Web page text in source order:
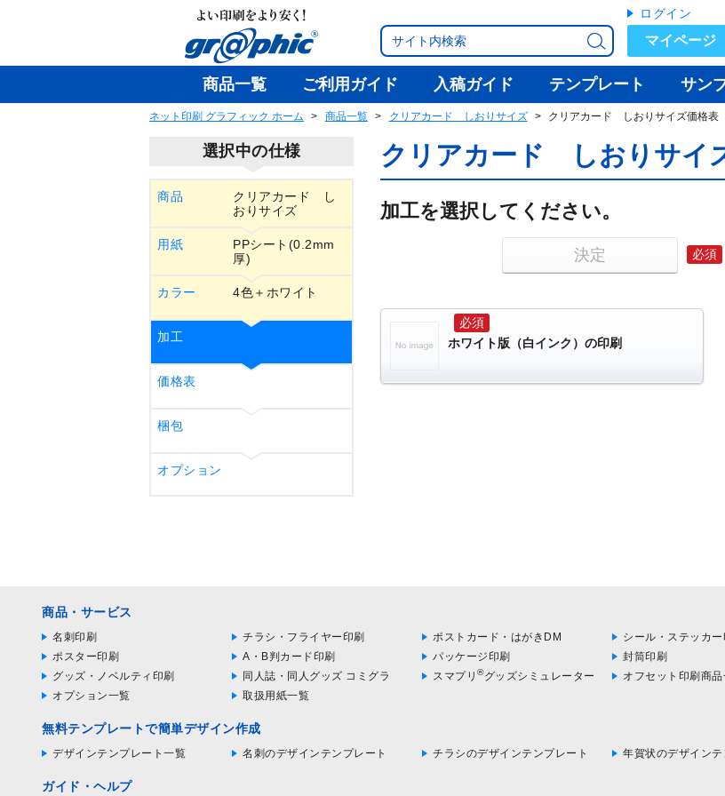
ログイン
マイページ
商品一覧 ご利用ガイド 入稿ガイド テンプレート サン
ネット印刷 グラフィック ホーム 商品一覧 クリアカード しおりサイズ クリアカード しおりサイズ価格表
選択中の仕様
商品
クリアカード し
おりサイズ
用紙
PPシート(0.2mm
厚)
カラー 4色＋ホワイト
加工
価格表
梱包
オプション
クリアカード しおりサイ
加工を選択してください。
決定
ホワイト版（白インク）の印刷
商品・サービス
名刺印刷 チラシ・フライヤー印刷 ポストカード・はがきDM シール・ステッカー
ポスター印刷
A・B判カード印刷 パッケージ印刷 封筒印刷
グッズ・ノベルティ印刷
同人誌・同人グッズ コミグラ スマプリ ®グッズシミュレーター オフセット印刷商品
オプション一覧
取扱用紙一覧
無料テンプレートで簡単デザイン作成
デザインテンプレート一覧 名刺のデザインテンプレート チラシのデザインテンプレート 年賀状のデザインテ
ガイド・ヘルプ